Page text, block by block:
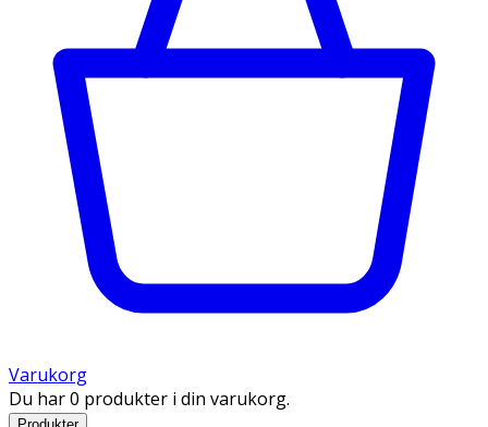
Varukorg
Du har 0 produkter i din varukorg.